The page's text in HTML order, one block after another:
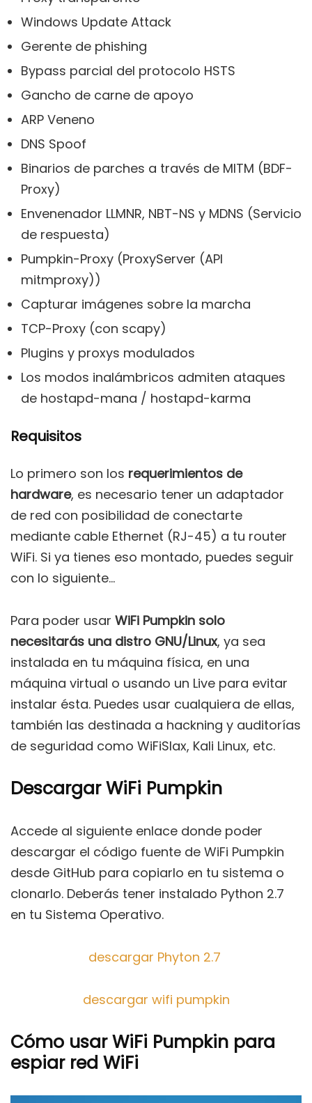
Windows Update Attack
Gerente de phishing
Bypass parcial del protocolo HSTS
Gancho de carne de apoyo
ARP Veneno
DNS Spoof
Binarios de parches a través de MITM (BDF-
Proxy)
Envenenador LLMNR, NBT-NS y MDNS (Servicio
de respuesta)
Pumpkin-Proxy (ProxyServer (API
mitmproxy))
Capturar imágenes sobre la marcha
TCP-Proxy (con scapy)
Plugins y proxys modulados
Los modos inalámbricos admiten ataques
de hostapd-mana / hostapd-karma
Requisitos
Lo primero son los requerimientos de
hardware, es necesario tener un adaptador
de red con posibilidad de conectarte
mediante cable Ethernet (RJ-45) a tu router
WiFi. Si ya tienes eso montado, puedes seguir
con lo siguiente…
Para poder usar WiFi Pumpkin solo
necesitarás una distro GNU/Linux, ya sea
instalada en tu máquina física, en una
máquina virtual o usando un Live para evitar
instalar ésta. Puedes usar cualquiera de ellas,
también las destinada a hackning y auditorías
de seguridad como WiFiSlax, Kali Linux, etc.
Descargar WiFi Pumpkin
Accede al siguiente enlace donde poder
descargar el código fuente de WiFi Pumpkin
desde GitHub para copiarlo en tu sistema o
clonarlo. Deberás tener instalado Python 2.7
en tu Sistema Operativo.
descargar Phyton 2.7
descargar wifi pumpkin
Cómo usar WiFi Pumpkin para
espiar red WiFi